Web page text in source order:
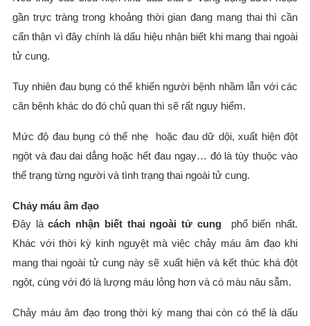
gần trực tràng trong khoảng thời gian đang mang thai thì cần
cẩn thận vì đây chính là dấu hiệu nhận biết khi mang thai ngoài
tử cung.
Tuy nhiên đau bụng có thể khiến người bệnh nhầm lẫn với các
căn bệnh khác do đó chủ quan thì sẽ rất nguy hiểm.
Mức độ đau bụng có thể nhẹ hoặc đau dữ dội, xuất hiện đột
ngột và đau dai dẳng hoặc hết đau ngay… đó là tùy thuộc vào
thể trạng từng người và tình trạng thai ngoài tử cung.
Chảy máu âm đạo
Đây làcách nhận biết thai ngoài tử cung
phổ biến nhất.
Khác với thời kỳ kinh nguyệt mà việc chảy máu âm đạo khi
mang thai ngoài tử cung này sẽ xuất hiện và kết thúc khá đột
ngột, cùng với đó là lượng máu lỏng hơn và có màu nâu sẫm.
Chảy máu âm đạo trong thời kỳ mang thai còn có thể là dấu